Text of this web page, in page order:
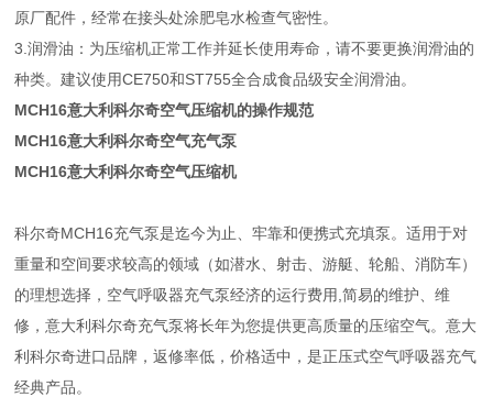
原厂配件，经常在接头处涂肥皂水检查气密性。
3.润滑油：为压缩机正常工作并延长使用寿命，请不要更换润滑油的
种类。建议使用CE750和ST755全合成食品级安全润滑油。
MCH16意大利科尔奇空气压缩机的操作规范
MCH16意大利科尔奇空气充气泵
MCH16意大利科尔奇空气压缩机
科尔奇MCH16充气泵是迄今为止、牢靠和便携式充填泵。适用于对
重量和空间要求较高的领域（如潜水、射击、游艇、轮船、消防车）
的理想选择，空气呼吸器充气泵经济的运行费用,简易的维护、维
修，意大利科尔奇充气泵将长年为您提供更高质量的压缩空气。意大
利科尔奇进口品牌，返修率低，价格适中，是正压式空气呼吸器充气
经典产品。